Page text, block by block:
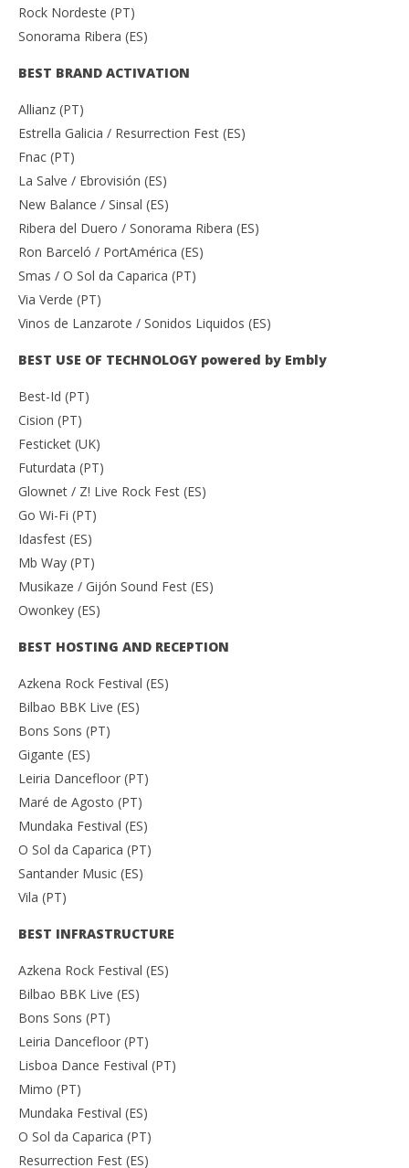
Rock Nordeste (PT)
Sonorama Ribera (ES)
BEST BRAND ACTIVATION
Allianz (PT)
Estrella Galicia / Resurrection Fest (ES)
Fnac (PT)
La Salve / Ebrovisión (ES)
New Balance / Sinsal (ES)
Ribera del Duero / Sonorama Ribera (ES)
Ron Barceló / PortAmérica (ES)
Smas / O Sol da Caparica (PT)
Via Verde (PT)
Vinos de Lanzarote / Sonidos Liquidos (ES)
BEST USE OF TECHNOLOGY powered by Embly
Best-Id (PT)
Cision (PT)
Festicket (UK)
Futurdata (PT)
Glownet / Z! Live Rock Fest (ES)
Go Wi-Fi (PT)
Idasfest (ES)
Mb Way (PT)
Musikaze / Gijón Sound Fest (ES)
Owonkey (ES)
BEST HOSTING AND RECEPTION
Azkena Rock Festival (ES)
Bilbao BBK Live (ES)
Bons Sons (PT)
Gigante (ES)
Leiria Dancefloor (PT)
Maré de Agosto (PT)
Mundaka Festival (ES)
O Sol da Caparica (PT)
Santander Music (ES)
Vila (PT)
BEST INFRASTRUCTURE
Azkena Rock Festival (ES)
Bilbao BBK Live (ES)
Bons Sons (PT)
Leiria Dancefloor (PT)
Lisboa Dance Festival (PT)
Mimo (PT)
Mundaka Festival (ES)
O Sol da Caparica (PT)
Resurrection Fest (ES)